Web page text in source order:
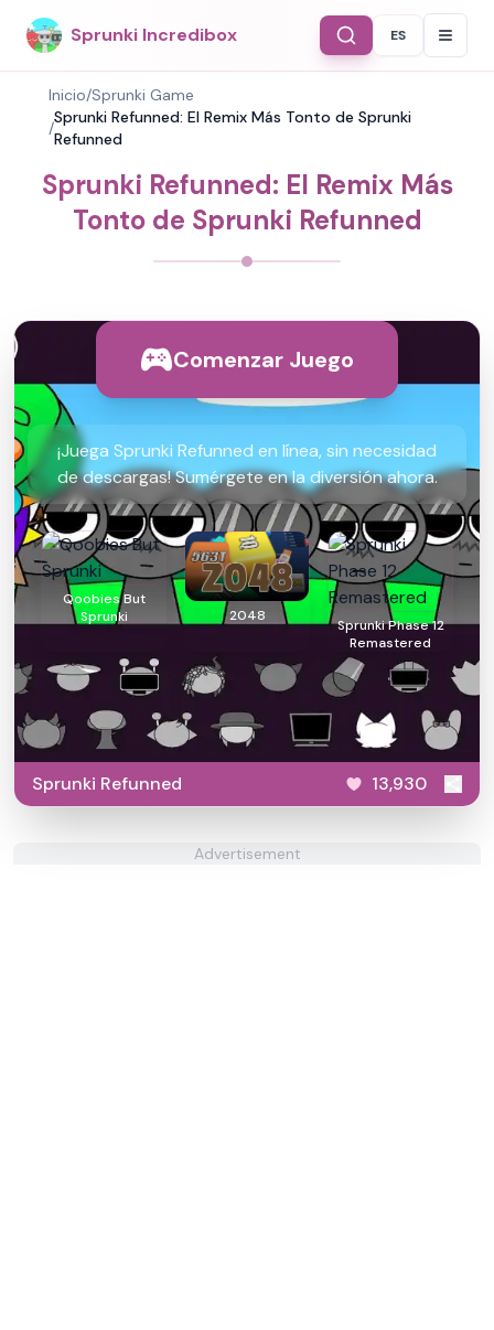
Sprunki Incredibox Select
ES
Inicio/Sprunki Game
/
Sprunki Refunned: El Remix Más Tonto de Sprunki
Refunned
Sprunki Refunned: El Remix Más
Tonto de Sprunki Refunned
Comenzar Juego
¡Juega Sprunki Refunned en línea, sin necesidad
de descargas! Sumérgete en la diversión ahora.
Qoobies But
Sprunki
2048
Sprunki Phase 12
Remastered
Sprunki Refunned 13,930
Advertisement